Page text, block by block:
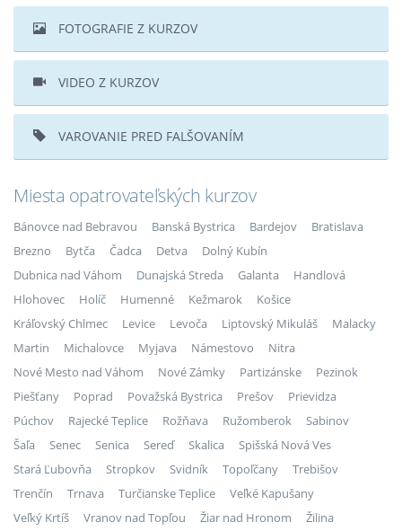
FOTOGRAFIE Z KURZOV
VIDEO Z KURZOV
VAROVANIE PRED FALŠOVANÍM
Miesta opatrovateľských kurzov
Bánovce nad Bebravou Banská Bystrica Bardejov
Bratislava
Brezno
Bytča Čadca Detva
Dolný Kubín
Dubnica nad Váhom
Dunajská Streda Galanta
Handlová
Hlohovec
Holíč Humenné Kežmarok
Košice
Kráľovský Chlmec
Levice Levoča Liptovský Mikuláš
Malacky
Martin
Michalovce Myjava Námestovo
Nitra
Nové Mesto nad Váhom
Nové Zámky Partizánske
Pezinok
Piešťany
Poprad Považská Bystrica Prešov
Prievidza
Púchov
Rajecké Teplice Rožňava Ružomberok
Sabinov
Šaľa
Senec Senica Sereď Skalica
Spišská Nová Ves
Stará Ľubovňa
Stropkov Svidník Topoľčany
Trebišov
Trenčín
Trnava Turčianske Teplice
Veľké Kapušany
Veľký Krtíš
Vranov nad Topľou Žiar nad Hronom
Žilina